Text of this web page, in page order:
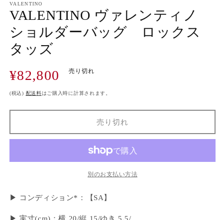
で
メ
デ
ィ
ア
(1)
を
く
VALENTINO
VALENTINO ヴァレンティノ
ショルダーバッグ ロックス
タッズ
通
常
価
¥82,800 売り切れ
(税込) 配送料はご購入時に計算されます。
売り切れ
別のお支払い方法
▶ コンディション*：【SA】